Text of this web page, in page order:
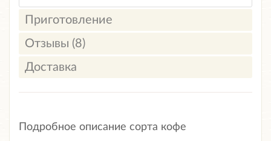
Приготовление
Отзывы (8)
Доставка
Подробное описание сорта кофе